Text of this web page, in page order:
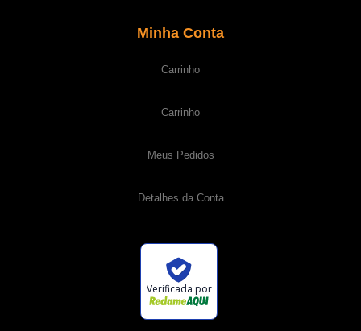
Minha Conta
Carrinho
Carrinho
Meus Pedidos
Detalhes da Conta
Verificada por